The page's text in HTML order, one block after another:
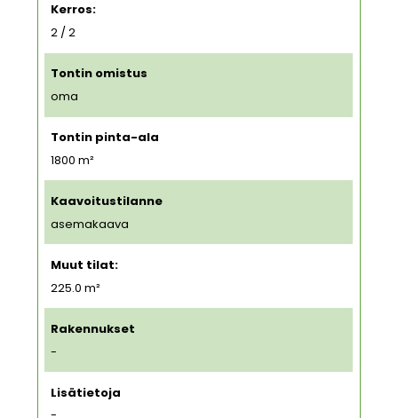
Kerros:
2 / 2
Tontin omistus
oma
Tontin pinta-ala
1800m²
Kaavoitustilanne
asemakaava
Muut tilat:
225.0 m²
Rakennukset
-
Lisätietoja